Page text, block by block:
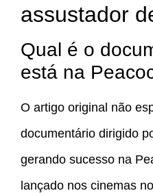
assustador
Qual é o
está na
O artigo original não
documentário dirigido
gerando sucesso na
lançado nos cinemas